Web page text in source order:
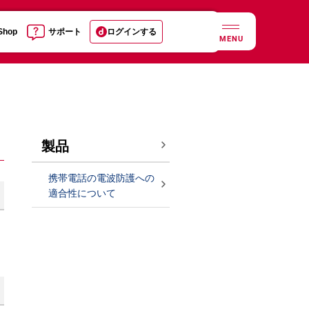
サポート ログインする
MENU
製品
携帯電話の電波防護への
適合性について